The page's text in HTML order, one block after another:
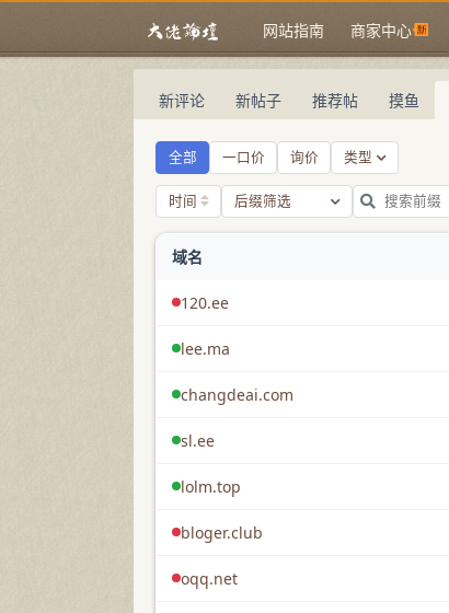
网站指南 商家中心
域名市场
新评论 新帖子 推荐帖 摸鱼
全部 一口价 询价 类型
时间 后缀筛选
域名
120.ee
lee.ma
changdeai.com
sl.ee
lolm.top
bloger.club
oqq.net